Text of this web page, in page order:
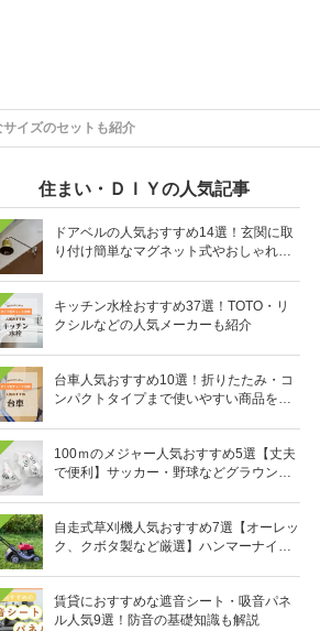
イズのセットも紹介
住まい・ＤＩＹの人気記事
ドアベルの人気おすすめ14選！玄関に取
り付け簡単なマグネット式やおしゃれな
キッチン水栓おすすめ37選！TOTO・リ
クシルなどの人気メーカーも紹介
台車人気おすすめ10選！折りたたみ・コ
ンパクトタイプまで使いやすい商品を紹
100ｍのメジャー人気おすすめ5選【丈夫
で便利】サッカー・野球などグラウンド
自走式草刈機人気おすすめ7選【オーレッ
ク、クボタ製など厳選】ハンマーナイフ
賃貸におすすめな遮音シート・吸音パネ
ル人気9選！防音の基礎知識も解説